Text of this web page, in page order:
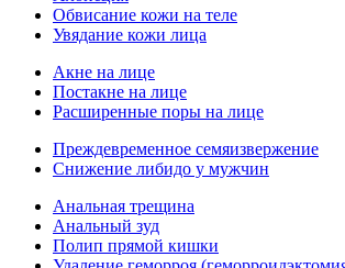
Обвисание кожи на теле
Увядание кожи лица
Акне на лице
Постакне на лице
Расширенные поры на лице
Преждевременное семяизвержение
Снижение либидо у мужчин
Анальная трещина
Анальный зуд
Полип прямой кишки